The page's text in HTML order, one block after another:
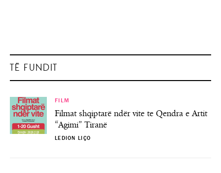
TË FUNDIT
FILM
Filmat shqiptarë ndër vite te Qendra e Artit
“Agimi” Tiranë
LEDION LIÇO